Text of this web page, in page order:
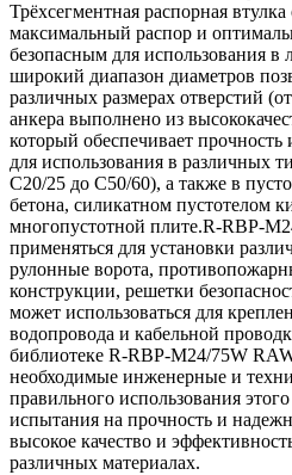
Трёхсегментная распорная втулка
максимальный распор и
безопасным для использования
широкий диапазон диаметров
различных размерах отверстий
анкера выполнено из
который обеспечивает
для использования в различных
C20/25 до C50/60), а также в
бетона, силикатном пустотелом
многопустотной плите.R-RBP-
применяться для установки
рулонные ворота,
конструкции, решетки
может использоваться для
водопровода и кабельной
библиотеке R-RBP-M24/75W
необходимые инженерные и
правильного использования
испытания на прочность и
высокое качество и
различных материалах.